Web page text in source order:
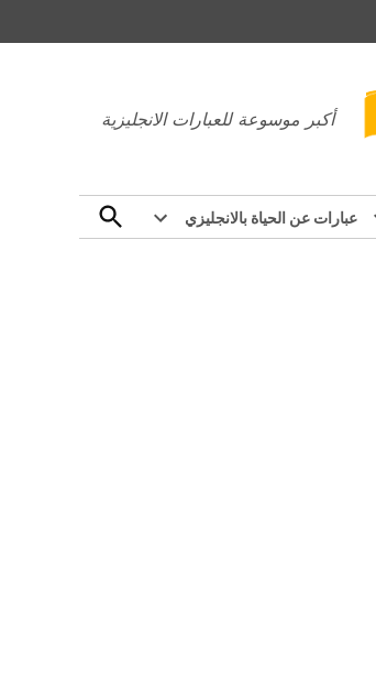
عبارات بالانجليزي
أكبر موسوعة للعبارات الانجليزية
عبارات عن الحياة بالانجليزي
Open